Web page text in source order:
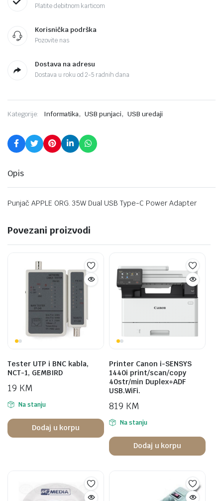
Platite debitnom karticom
Korisnička podrška
Pozovite nas
Dostava na adresu
Dostava u roku od 2-5 radnih dana
Kategorije: Informatika, USB punjaci, USB uredaji
Opis
Punjač APPLE ORG. 35W Dual USB Type-C Power Adapter
Povezani proizvodi
Tester UTP i BNC kabla,
NCT-1, GEMBIRD
19 KM
Na stanju
Dodaj u korpu
Printer Canon i-SENSYS
1440i print/scan/copy
40str/min Duplex+ADF
USB.WiFi.
819 KM
Na stanju
Dodaj u korpu